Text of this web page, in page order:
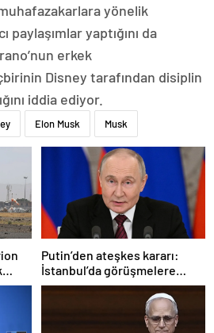
yönelik
paylaşımlar yaptığını da
erkek
Disney tarafından disiplin
iddia ediyor.
Elon Musk Musk
Putin’den ateşkes kararı:
İstanbul’da görüşmelere
başlamayı öneriyoruz